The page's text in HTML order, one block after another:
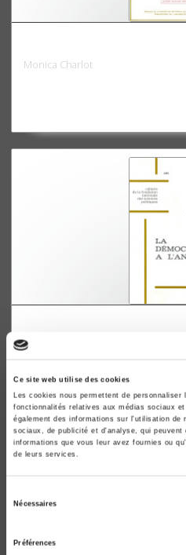
Ce site web utilise des cookies
Les cookies nous permettent de
fonctionnalités relatives aux médias sociaux
également des informations sur l'utilisation de
sociaux, de publicité et d'analyse, qui peuvent
informations que vous leur avez fournies ou
de leurs services.
Nécessaires
Préférences
Monica Charlot
Les campagnes électorales
1931
Monica Charlot